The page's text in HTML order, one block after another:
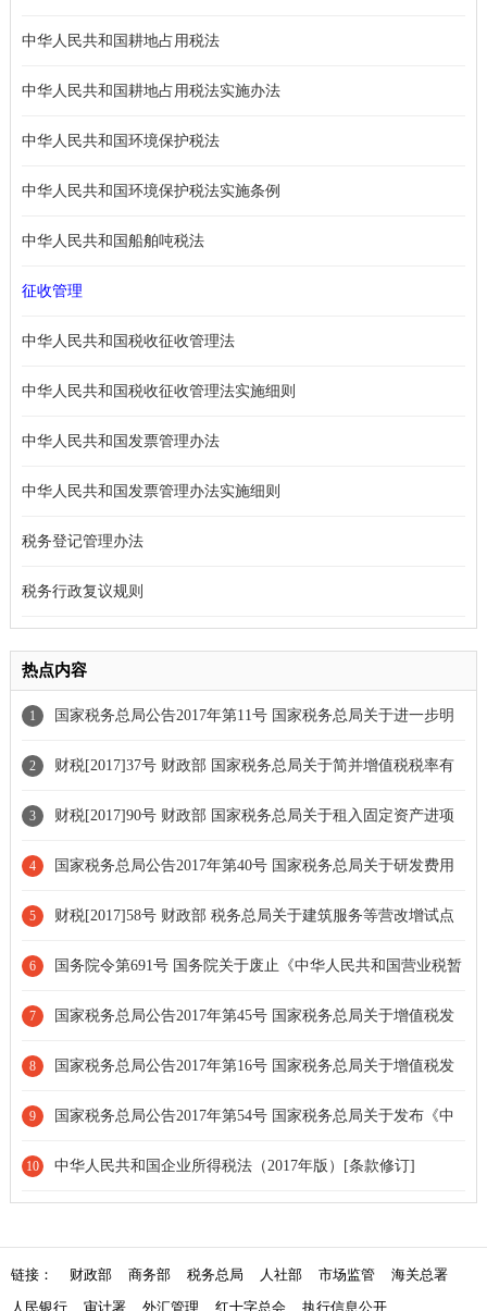
中华人民共和国耕地占用税法
中华人民共和国耕地占用税法实施办法
中华人民共和国环境保护税法
中华人民共和国环境保护税法实施条例
中华人民共和国船舶吨税法
征收管理
中华人民共和国税收征收管理法
中华人民共和国税收征收管理法实施细则
中华人民共和国发票管理办法
中华人民共和国发票管理办法实施细则
税务登记管理办法
税务行政复议规则
热点内容
1 国家税务总局公告2017年第11号 国家税务总局关于进一步明
确营改增有关征管问题的公告[条款废止]
2 财税[2017]37号 财政部 国家税务总局关于简并增值税税率有
关政策的通知
3 财税[2017]90号 财政部 国家税务总局关于租入固定资产进项
税额抵扣等增值税政策的通知[政策延期]
4 国家税务总局公告2017年第40号 国家税务总局关于研发费用
税前加计扣除归集范围有关问题的公告
5 财税[2017]58号 财政部 税务总局关于建筑服务等营改增试点
政策的通知[部分停止执行]
6 国务院令第691号 国务院关于废止《中华人民共和国营业税暂
行条例》和修改《中华人民共和国增值税暂行条例》的决定[条款
失效]
7 国家税务总局公告2017年第45号 国家税务总局关于增值税发
票管理若干事项的公告[条款废止]
8 国家税务总局公告2017年第16号 国家税务总局关于增值税发
票开具有关问题的公告
9 国家税务总局公告2017年第54号 国家税务总局关于发布《中
华人民共和国企业所得税年度纳税申报表（A类，2017年版）》的
10 中华人民共和国企业所得税法（2017年版）[条款修订]
链接： 财政部 商务部 税务总局 人社部 市场监管
海关总署
人民银行
审计署 外汇管理 红十字总会 执行信息公开